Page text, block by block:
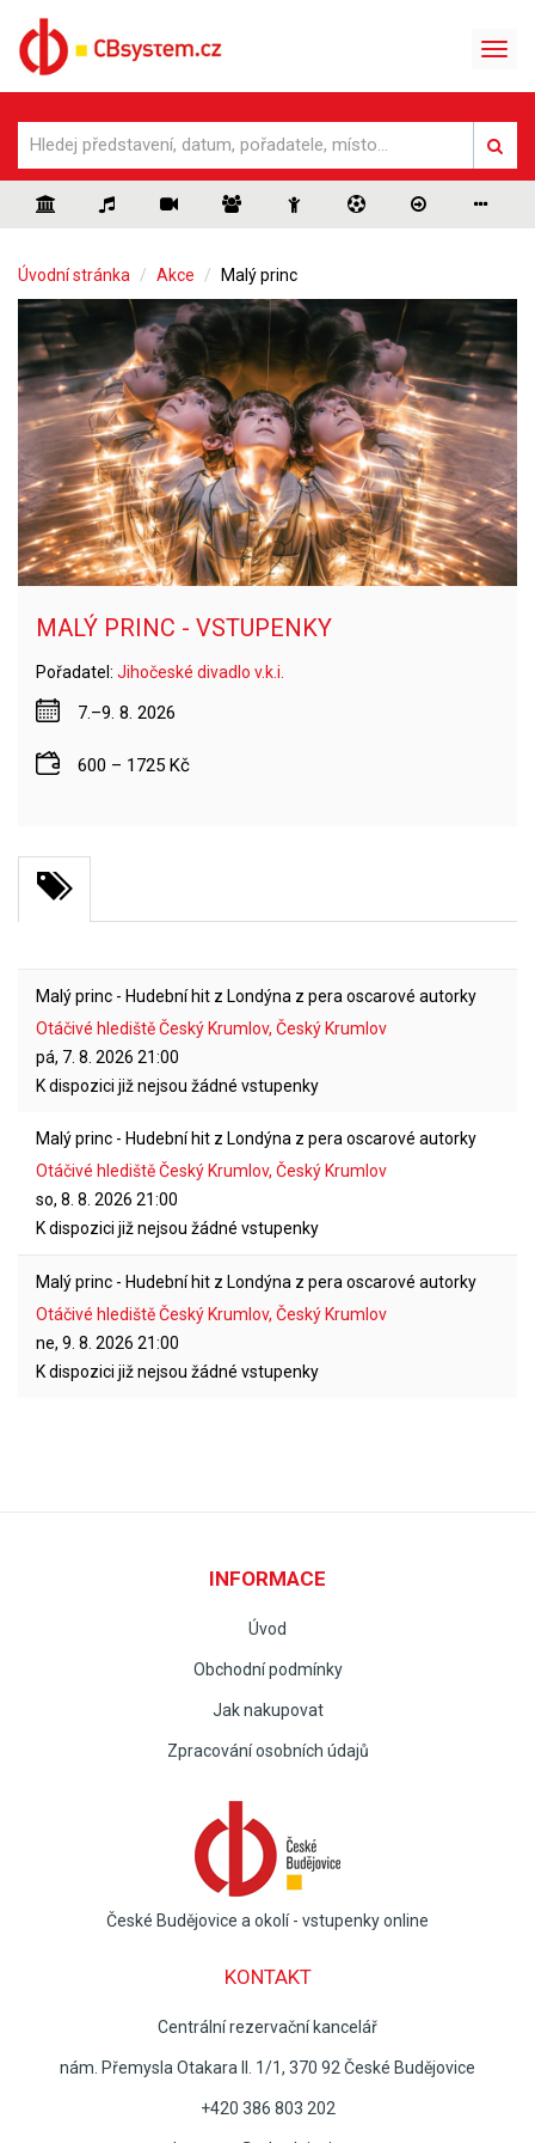
Úvodní stránka Akce Malý princ
MALÝ PRINC - VSTUPENKY
Pořadatel: Jihočeské divadlo v.k.i.
7.–9. 8. 2026
600 – 1725 Kč
Malý princ - Hudební hit z Londýna z pera oscarové autorky
Otáčivé hlediště Český Krumlov, Český Krumlov
pá, 7. 8. 2026 21:00
K dispozici již nejsou žádné vstupenky
Malý princ - Hudební hit z Londýna z pera oscarové autorky
Otáčivé hlediště Český Krumlov, Český Krumlov
so, 8. 8. 2026 21:00
K dispozici již nejsou žádné vstupenky
Malý princ - Hudební hit z Londýna z pera oscarové autorky
Otáčivé hlediště Český Krumlov, Český Krumlov
ne, 9. 8. 2026 21:00
K dispozici již nejsou žádné vstupenky
INFORMACE
Úvod
Obchodní podmínky
Jak nakupovat
Zpracování osobních údajů
České Budějovice a okolí - vstupenky online
KONTAKT
Centrální rezervační kancelář
nám. Přemysla Otakara II. 1/1, 370 92 České Budějovice
+420 386 803 202